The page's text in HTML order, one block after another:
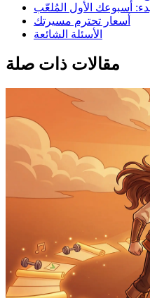
أسبوعك الأول المُلعّب
أسعار تحترم مسيرتك
الأسئلة الشائعة
مقالات ذات صلة